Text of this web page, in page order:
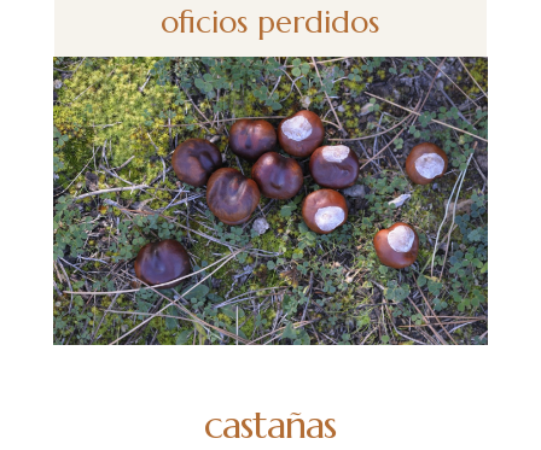
oficios perdidos
castañas